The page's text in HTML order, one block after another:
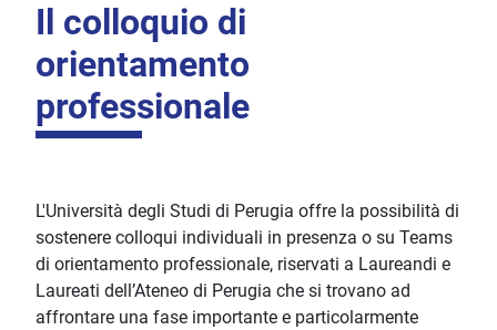
Il colloquio di
orientamento
professionale
L'Università degli Studi di Perugia offre la possibilità di
sostenere colloqui individuali in presenza o su Teams
di orientamento professionale, riservati a Laureandi e
Laureati dell’Ateneo di Perugia che si trovano ad
affrontare una fase importante e particolarmente